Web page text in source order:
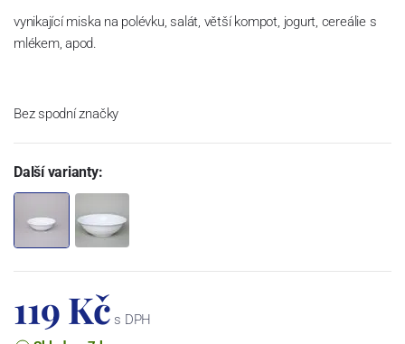
vynikající miska na polévku, salát, větší kompot, jogurt, cereálie s
mlékem, apod.
Bez spodní značky
Další varianty:
119 Kč s DPH